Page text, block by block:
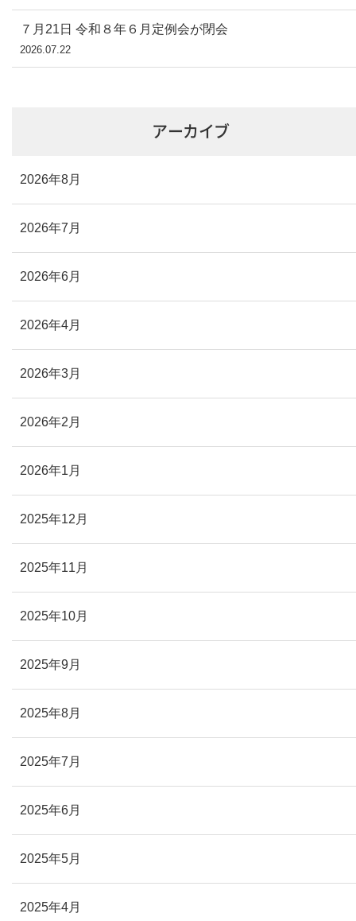
７月21日 令和８年６月定例会が閉会
2026.07.22
アーカイブ
2026年8月
2026年7月
2026年6月
2026年4月
2026年3月
2026年2月
2026年1月
2025年12月
2025年11月
2025年10月
2025年9月
2025年8月
2025年7月
2025年6月
2025年5月
2025年4月